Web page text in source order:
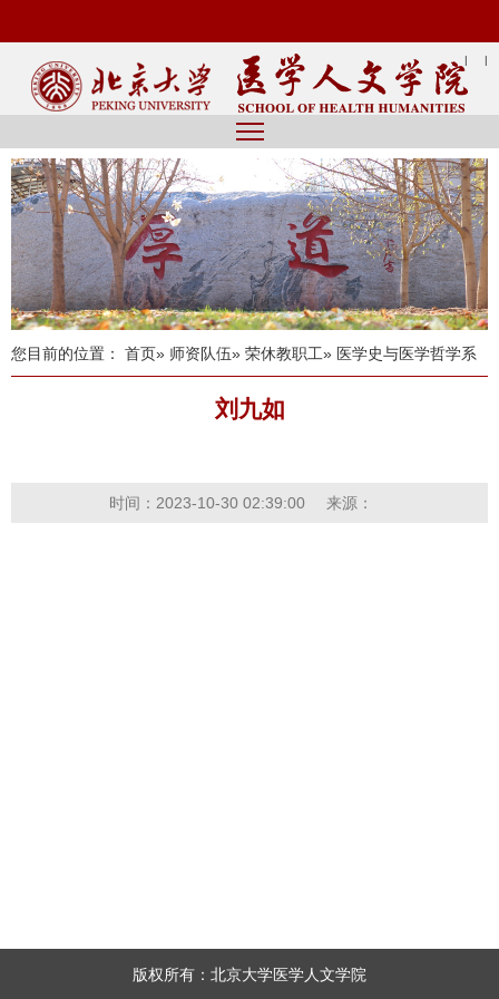
| |
您目前的位置： 首页» 师资队伍» 荣休教职工» 医学史与医学哲学系
刘九如
时间：2023-10-30 02:39:00 来源：
版权所有：北京大学医学人文学院